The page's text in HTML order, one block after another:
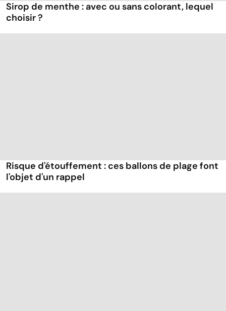
Sirop de menthe : avec ou sans colorant, lequel
choisir ?
Risque d'étouffement : ces ballons de plage font
l'objet d'un rappel